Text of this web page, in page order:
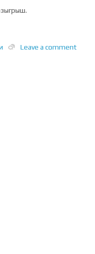
Leave a comment